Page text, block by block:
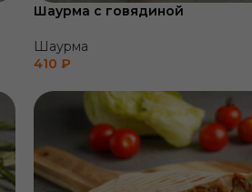
Шаурма с говядиной
Шаурма
410 ₽